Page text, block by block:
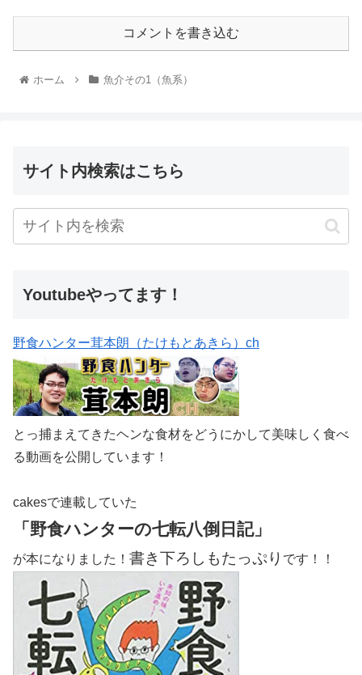
コメントを書き込む
ホーム 魚介その1（魚系）
サイト内検索はこちら
Youtubeやってます！
野食ハンター茸本朗（たけもとあきら）ch
とっ捕まえてきたヘンな食材をどうにかして美味しく食べ
る動画を公開しています！
cakesで連載していた
「野食ハンターの七転八倒日記」
が本になりました！ 書き下ろしもたっぷり です！！